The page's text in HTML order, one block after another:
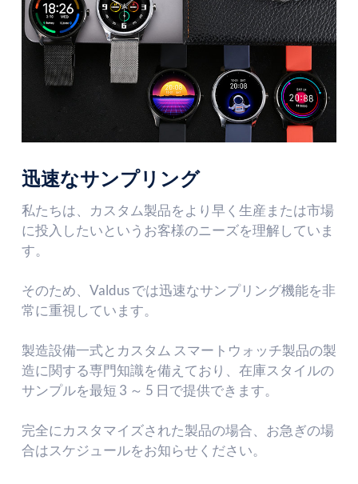
迅速なサンプリング
私たちは、カスタム製品をより早く生産または市場
に投入したいというお客様のニーズを理解していま
す。
そのため、Valdus では迅速なサンプリング機能を非
常に重視しています。
製造設備一式とカスタム スマートウォッチ製品の製
造に関する専門知識を備えており、在庫スタイルの
サンプルを最短 3 ～ 5 日で提供できます。
完全にカスタマイズされた製品の場合、お急ぎの場
合はスケジュールをお知らせください。